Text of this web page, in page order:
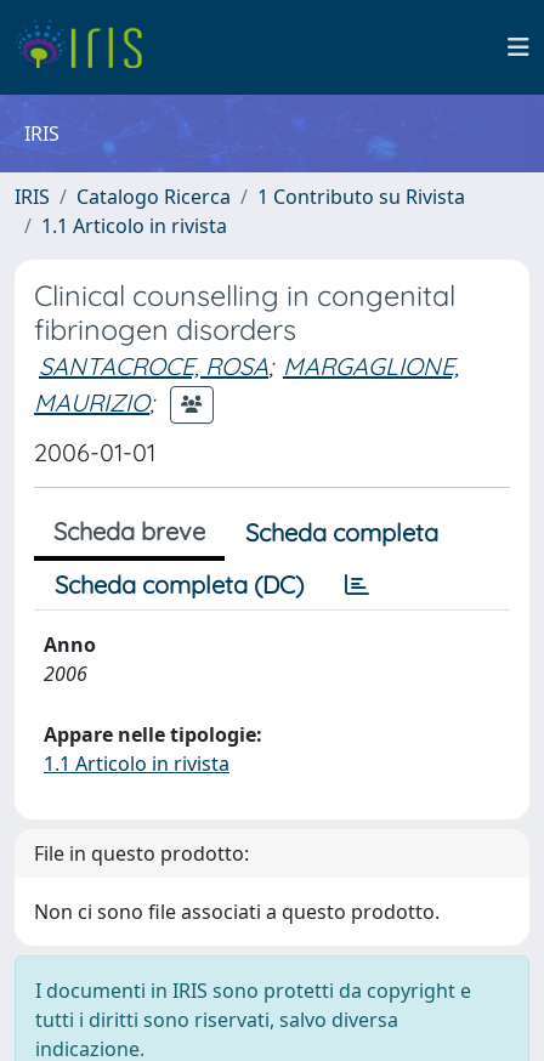
IRIS
IRIS Catalogo Ricerca
1 Contributo su Rivista
1.1 Articolo in rivista
Clinical counselling in congenital
fibrinogen disorders
SANTACROCE, ROSA; MARGAGLIONE,
MAURIZIO;
2006-01-01
Scheda breve
Scheda completa
Scheda completa (DC)
Anno
2006
Appare nelle tipologie:
1.1 Articolo in rivista
File in questo prodotto:
Non ci sono file associati a questo prodotto.
I documenti in IRIS sono protetti da copyright e
tutti i diritti sono riservati, salvo diversa
indicazione.